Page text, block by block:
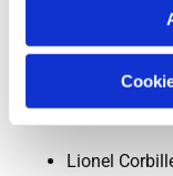
Lionel